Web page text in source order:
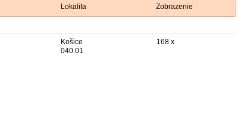
Lokalita Zobrazenie
Košice
040 01
168 x